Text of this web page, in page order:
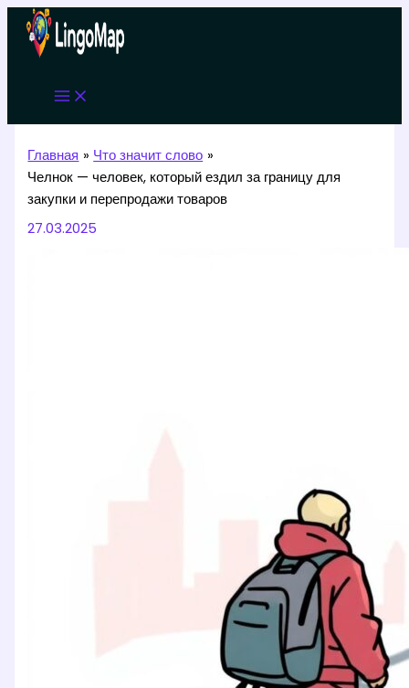
Перейти
содержимому
Главная
Что значит слово
Челнок — человек, который ездил за границу для
закупки и перепродажи товаров
27.03.2025